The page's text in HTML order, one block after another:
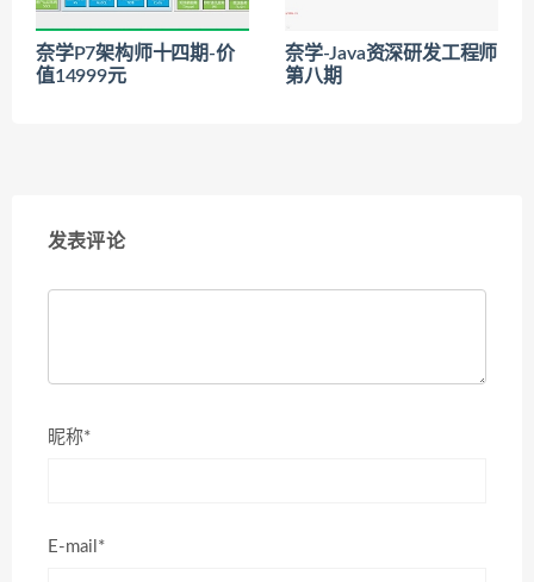
奈学P7架构师十四期-价
值14999元
奈学-Java资深研发工程师
第八期
发表评论
昵称*
E-mail*